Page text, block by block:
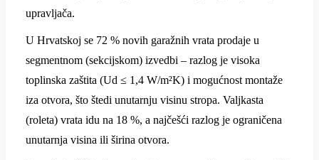
upravljača.
U Hrvatskoj se 72 % novih garažnih vrata prodaje u
segmentnom (sekcijskom) izvedbi – razlog je visoka
toplinska zaštita (Ud ≤ 1,4 W/m²K) i mogućnost montaže
iza otvora, što štedi unutarnju visinu stropa. Valjkasta
(roleta) vrata idu na 18 %, a najčešći razlog je ograničena
unutarnja visina ili širina otvora.